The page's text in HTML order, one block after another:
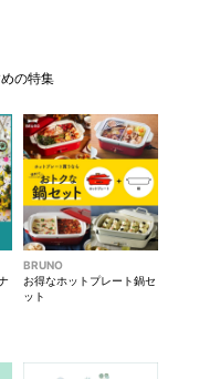
の特集
BRUNO
お得なホットプレート鍋セ
ット